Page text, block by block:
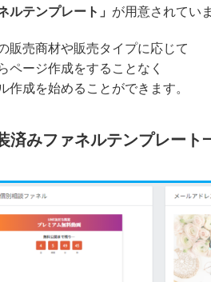
ルテンプレート」 が用意されていま
販売商材や販売タイプに応じて
ページ作成をすることなく
作成を始めることができます。
済みファネルテンプレート